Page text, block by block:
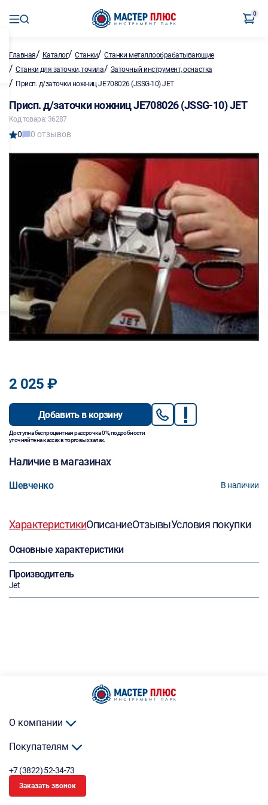
0
Главная/ Каталог/Станки/Станки металлообрабатывающие
/ Станки для заточки, точила/ Заточный инструмент, оснастка
/ Присп. д/заточки ножниц JE708026 (JSSG-10) JET
Присп. д/заточки ножниц JE708026 (JSSG-10) JET
Код товара: 36287
0 0 отзывов
2 025 ₽
Добавить в корзину
Доступна беспроцентная рассрочка 0%, подробности
уточняйте на кассах в торговых залах.
Наличие в магазинах
Шевченко В наличии
ХарактеристикиОписаниеОтзывыУсловия покупки
Основные характеристики
Производитель
Jet
О компании
Покупателям
+7 (3822) 52-34-73
Заказать звонок